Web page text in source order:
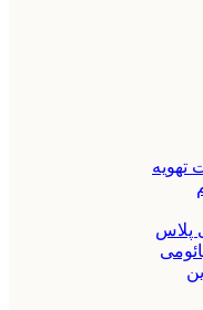
تهویه
پلاس